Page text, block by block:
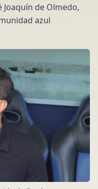
Joaquín de Olmedo,
azul